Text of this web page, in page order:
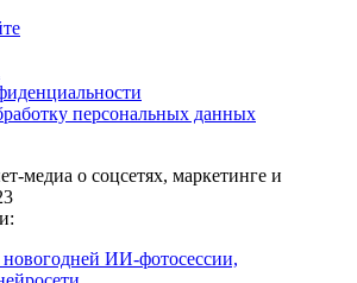
персональных данных
медиа о соцсетях, маркетинге и